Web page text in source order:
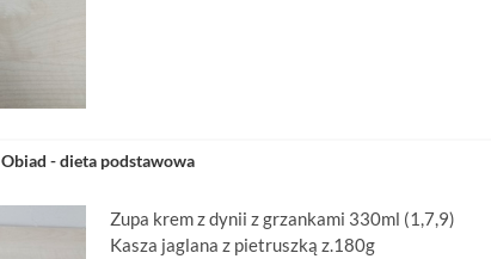
Obiad - dieta podstawowa
Zupa krem z dynii z grzankami 330ml (1,7,9)
Kasza jaglana z pietruszką z.180g